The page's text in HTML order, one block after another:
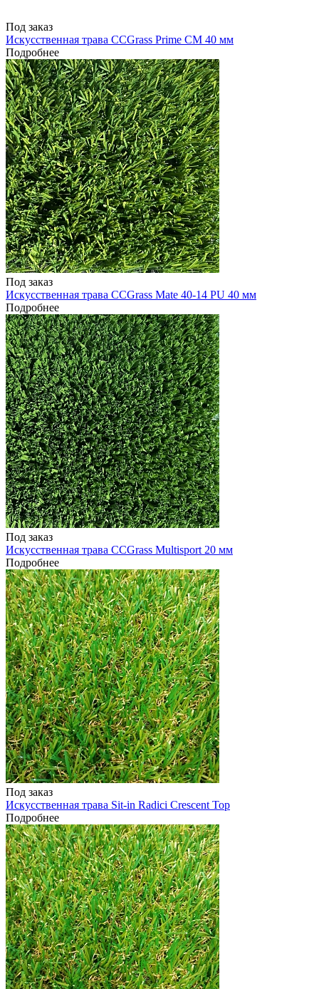
Под заказ
Искусственная трава CCGrass Prime CM 40 мм
Подробнее
Под заказ
Искусственная трава CCGrass Mate 40-14 PU 40 мм
Подробнее
Под заказ
Искусственная трава CCGrass Multisport 20 мм
Подробнее
Под заказ
Искусственная трава Sit-in Radici Crescent Top
Подробнее